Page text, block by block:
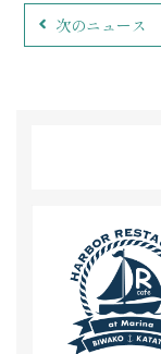
次のニュース